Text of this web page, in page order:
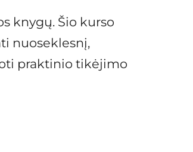
knygų. Šio kurso
nuoseklesnį,
praktinio tikėjimo